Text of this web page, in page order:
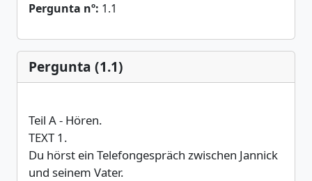
Pergunta nº: 1.1
Pergunta (1.1)
Teil A - Hören.
TEXT 1.
Du hörst ein Telefongespräch zwischen Jannick
und seinem Vater.